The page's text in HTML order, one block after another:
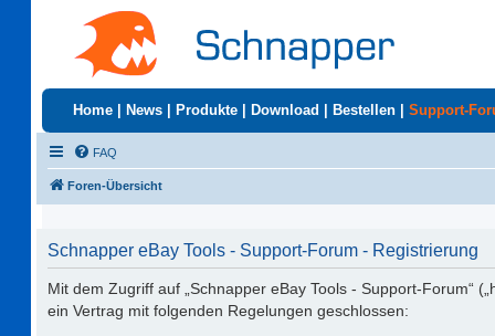
Home News Produkte Download Bestellen Support-
FAQ
Foren-Übersicht
Schnapper eBay Tools - Support-Forum - Registrierung
Mit dem Zugriff auf „Schnapper eBay Tools - Support-Forum“
ein Vertrag mit folgenden Regelungen geschlossen: